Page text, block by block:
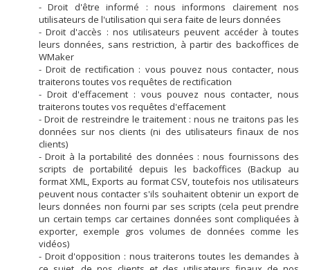
- Droit d'être informé : nous informons clairement nos
utilisateurs de l'utilisation qui sera faite de leurs données
- Droit d'accès : nos utilisateurs peuvent accéder à toutes
leurs données, sans restriction, à partir des backoffices de
WMaker
- Droit de rectification : vous pouvez nous contacter, nous
traiterons toutes vos requêtes de rectification
- Droit d'effacement : vous pouvez nous contacter, nous
traiterons toutes vos requêtes d'effacement
- Droit de restreindre le traitement : nous ne traitons pas les
données sur nos clients (ni des utilisateurs finaux de nos
clients)
- Droit à la portabilité des données : nous fournissons des
scripts de portabilité depuis les backoffices (Backup au
format XML, Exports au format CSV, toutefois nos utilisateurs
peuvent nous contacter s'ils souhaitent obtenir un export de
leurs données non fourni par ses scripts (cela peut prendre
un certain temps car certaines données sont compliquées à
exporter, exemple gros volumes de données comme les
vidéos)
- Droit d'opposition : nous traiterons toutes les demandes à